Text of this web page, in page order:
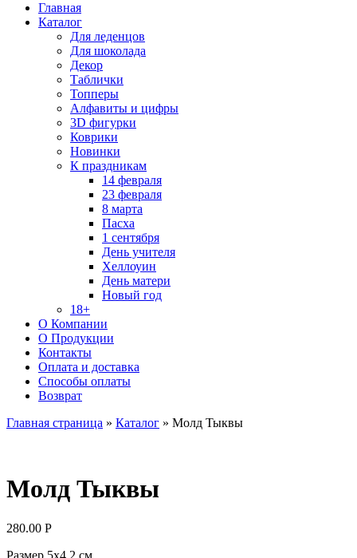
Главная
Каталог
Для леденцов
Для шоколада
Декор
Таблички
Топперы
Алфавиты и цифры
3D фигурки
Коврики
Новинки
К праздникам
14 февраля
23 февраля
8 марта
Пасха
1 сентября
День учителя
Хеллоуин
День матери
Новый год
18+
О Компании
О Продукции
Контакты
Оплата и доставка
Способы оплаты
Возврат
Главная страница » Каталог » Молд Тыквы
Молд Тыквы
280.00 Р
Размер 5х4,2 см.